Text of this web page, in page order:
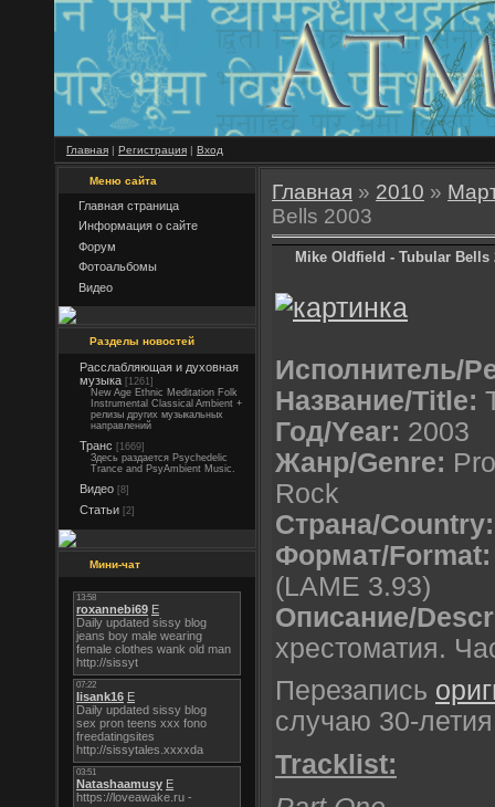
Главная | Регистрация | Вход
Меню сайта
Главная страница
Информация о сайте
Форум
Фотоальбомы
Видео
Разделы новостей
Расслабляющая и духовная
музыка [1261]
New Age Ethnic Meditation Folk
Instrumental Classical Ambient +
релизы других музыкальных
направлений
Транс [1669]
Здесь раздается Psychedelic
Trance and PsyAmbient Music.
Видео [8]
Статьи [2]
Мини-чат
Главная » 2010 »
Bells 2003
Mike Oldfield - Tubular Bells
Исполнитель/
Название/Title:
Год/Year: 2003
Жанр/Genre:
Rock
Страна/Country:
Формат/Format:
(LAME 3.93)
Описание/
хрестоматия.
Перезапись
случаю 30-
Tracklist: